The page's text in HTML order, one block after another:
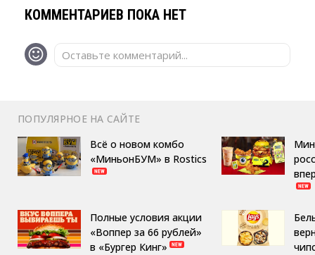
КОММЕНТАРИЕВ ПОКА НЕТ
Оставьте комментарий...
ПОПУЛЯРНОЕ НА САЙТЕ
Всё о новом комбо
«МиньонБУМ» в Rostics
Полные условия акции
«Воппер за 66 рублей»
в «Бургер Кинг»